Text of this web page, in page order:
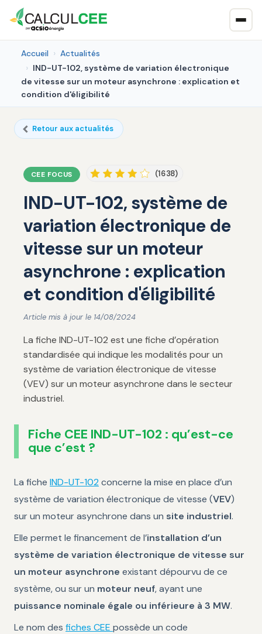
Accueil
Actualités
IND-UT-102, système de variation électronique
de vitesse sur un moteur asynchrone : explication et
condition d'éligibilité
Retour aux actualités
CEE FOCUS (1638)
IND-UT-102, système de
variation électronique de
vitesse sur un moteur
asynchrone : explication
et condition d'éligibilité
Article mis à jour le 14/08/2024
La fiche IND-UT-102 est une fiche d’opération
standardisée qui indique les modalités pour un
système de variation électronique de vitesse
(VEV) sur un moteur asynchrone dans le secteur
industriel.
Fiche CEE IND-UT-102 : qu’est-ce
que c’est ?
La fiche IND-UT-102 concerne la mise en place d’un
système de variation électronique de vitesse (VEV)
sur un moteur asynchrone dans un site industriel.
Elle permet le financement de l’installation d’un
système de variation électronique de vitesse sur
un moteur asynchrone existant dépourvu de ce
système, ou sur un moteur neuf, ayant une
puissance nominale égale ou inférieure à 3 MW.
Le nom des fiches CEE possède un code